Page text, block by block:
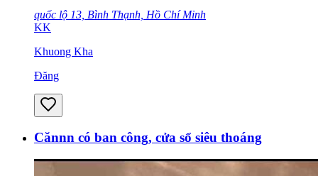
quốc lộ 13, Bình Thạnh, Hồ Chí Minh
KK
Khuong Kha
Đăng
Cănnn có ban công, cửa sổ siêu thoáng